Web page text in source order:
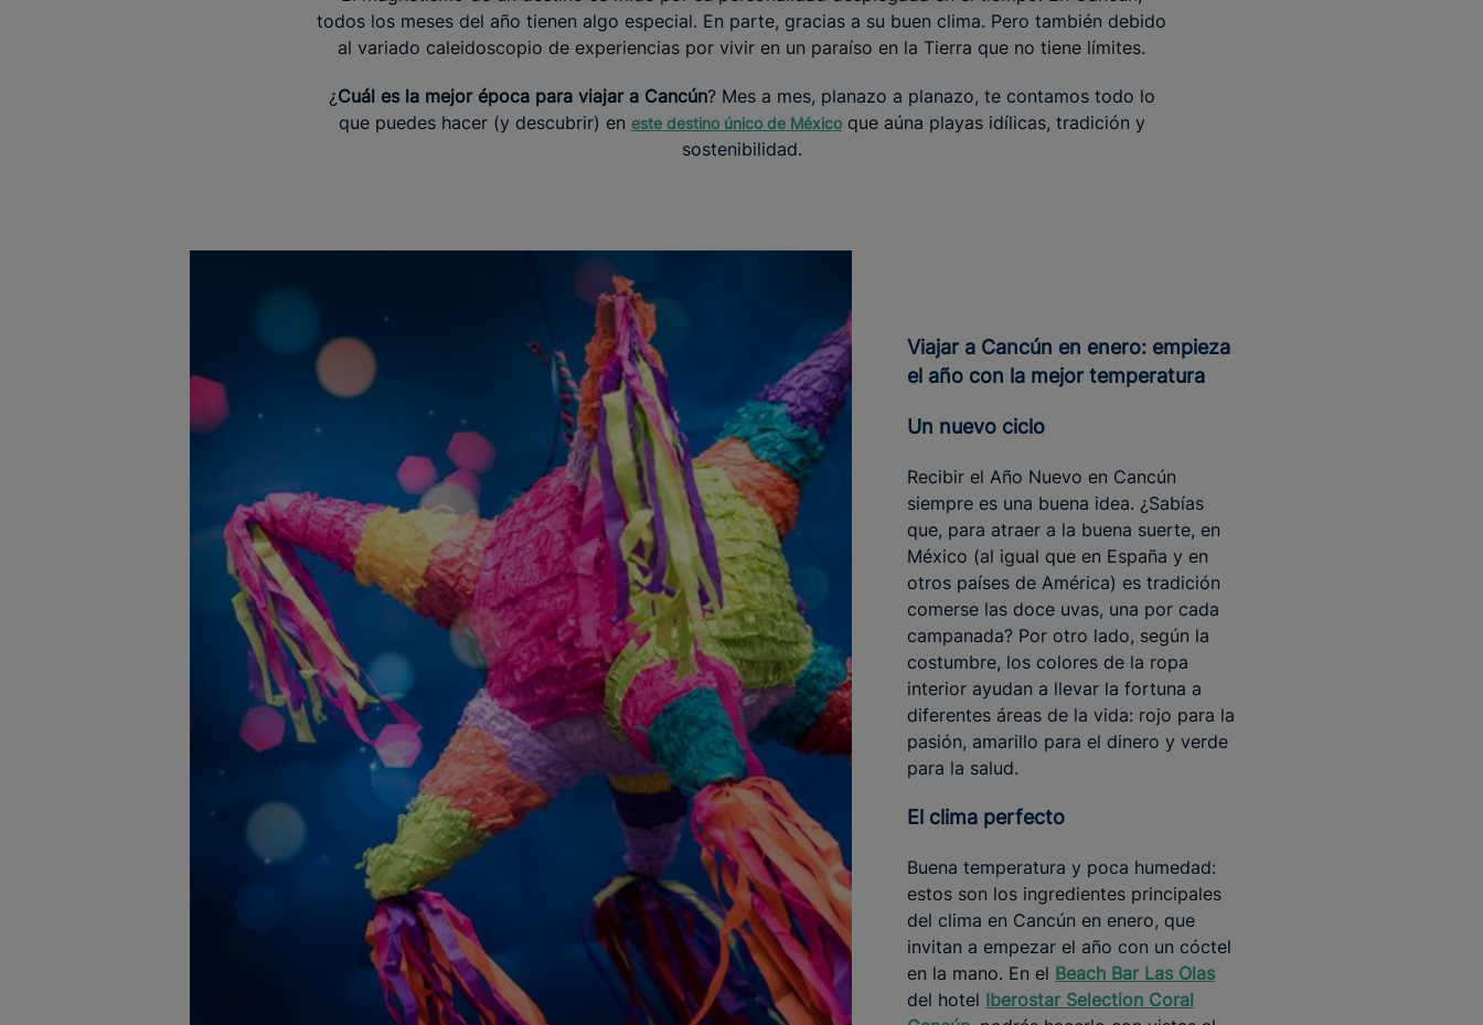
todos los meses del año tienen algo especial. En parte, gracias a su buen clima. Pero también debido
al variado caleidoscopio de experiencias por vivir en un paraíso en la Tierra que no tiene límites.
¿Cuál es la mejor época para viajar a Cancún? Mes a mes, planazo a planazo, te contamos todo lo
que puedes hacer (y descubrir) en este destino único de Méxicoque aúna playas idílicas, tradición y
sostenibilidad.
Viajar a Cancún en enero: empieza
el año con la mejor temperatura
Un nuevo ciclo
Recibir el Año Nuevo en Cancún
siempre es una buena idea. ¿Sabías
que, para atraer a la buena suerte, en
México (al igual que en España y en
otros países de América) es tradición
comerse las doce uvas, una por cada
campanada? Por otro lado, según la
costumbre, los colores de la ropa
interior ayudan a llevar la fortuna a
diferentes áreas de la vida: rojo para la
pasión, amarillo para el dinero y verde
para la salud.
El clima perfecto
Buena temperatura y poca humedad:
estos son los ingredientes principales
del clima en Cancún en enero, que
invitan a empezar el año con un cóctel
en la mano. En el Beach Bar Las Olas
del hotel Iberostar Selection Coral